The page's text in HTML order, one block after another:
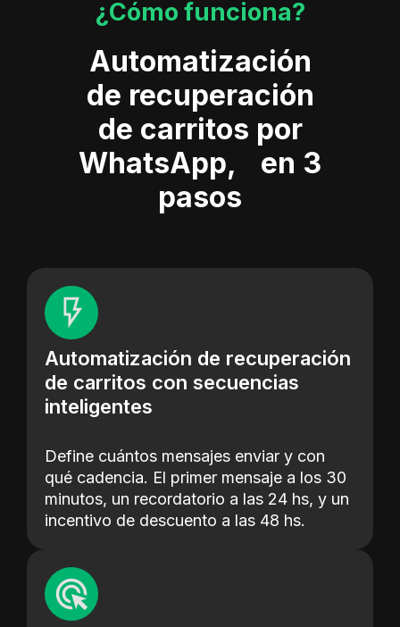
¿Cómo funciona?
Automatización
de recuperación
de carritos por
WhatsApp, en 3
pasos
Automatización de recuperación
de carritos con secuencias
inteligentes
Define cuántos mensajes enviar y con
qué cadencia. El primer mensaje a los 30
minutos, un recordatorio a las 24 hs, y un
incentivo de descuento a las 48 hs.